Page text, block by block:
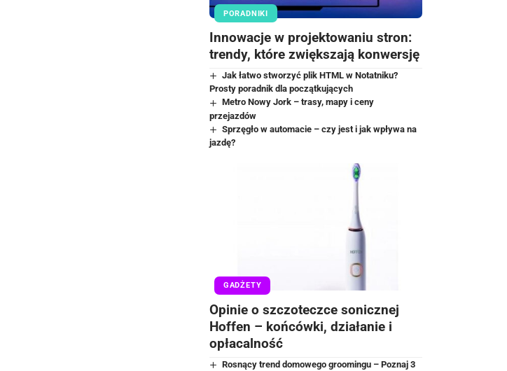
PORADNIKI
Innowacje w projektowaniu stron:
trendy, które zwiększają konwersję
Jak łatwo stworzyć plik HTML w Notatniku?
Prosty poradnik dla początkujących
Metro Nowy Jork – trasy, mapy i ceny
przejazdów
Sprzęgło w automacie – czy jest i jak wpływa na
jazdę?
GADŻETY
Opinie o szczoteczce sonicznej
Hoffen – końcówki, działanie i
opłacalność
Rosnący trend domowego groomingu – Poznaj 3